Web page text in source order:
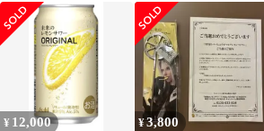
ー セフィロス ポス
ター 2枚
マルチレモンマドラ
ー セフィロス
¥ 12,000 ¥3,800